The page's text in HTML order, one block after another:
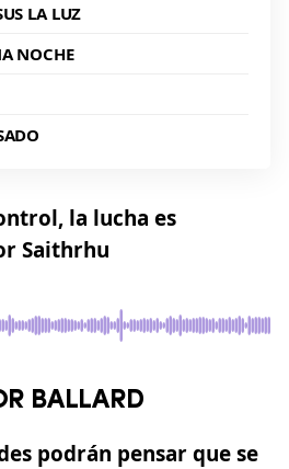
LA LUZ
NOCHE
la lucha es
Saithrhu
BALLARD
podrán pensar que se